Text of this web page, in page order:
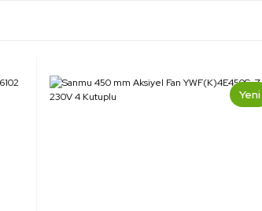
Yeni